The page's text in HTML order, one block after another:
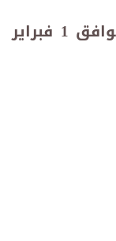
درجات الحرارة اليوم السبت الموافق 1 فبراير